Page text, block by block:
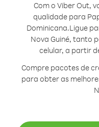
Com o Viber Out,
qualidade para
Dominicana.Ligue
Nova Guiné, tanto
celular, a partir
Compre pacotes de
para obter as